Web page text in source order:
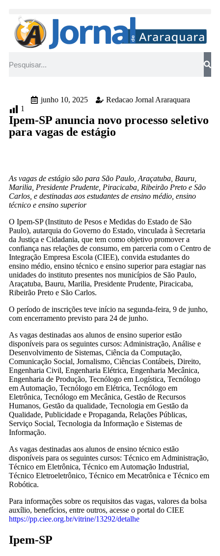
junho 10, 2025
Redacao Jornal Araraquara
1
Ipem-SP anuncia novo processo seletivo
para vagas de estágio
As vagas de estágio são para São Paulo, Araçatuba, Bauru,
Marilia, Presidente Prudente, Piracicaba, Ribeirão Preto e São
Carlos, e destinadas aos estudantes de ensino médio, ensino
técnico e ensino superior
O Ipem-SP (Instituto de Pesos e Medidas do Estado de São
Paulo), autarquia do Governo do Estado, vinculada à Secretaria
da Justiça e Cidadania, que tem como objetivo promover a
confiança nas relações de consumo, em parceria com o Centro de
Integração Empresa Escola (CIEE), convida estudantes do
ensino médio, ensino técnico e ensino superior para estagiar nas
unidades do instituto presentes nos municípios de São Paulo,
Araçatuba, Bauru, Marilia, Presidente Prudente, Piracicaba,
Ribeirão Preto e São Carlos.
O período de inscrições teve início na segunda-feira, 9 de junho,
com encerramento previsto para 24 de junho.
As vagas destinadas aos alunos de ensino superior estão
disponíveis para os seguintes cursos: Administração, Análise e
Desenvolvimento de Sistemas, Ciência da Computação,
Comunicação Social, Jornalismo, Ciências Contábeis, Direito,
Engenharia Civil, Engenharia Elétrica, Engenharia Mecânica,
Engenharia de Produção, Tecnólogo em Logística, Tecnólogo
em Automação, Tecnólogo em Elétrica, Tecnólogo em
Eletrônica, Tecnólogo em Mecânica, Gestão de Recursos
Humanos, Gestão da qualidade, Tecnologia em Gestão da
Qualidade, Publicidade e Propaganda, Relações Públicas,
Serviço Social, Tecnologia da Informação e Sistemas de
Informação.
As vagas destinadas aos alunos de ensino técnico estão
disponíveis para os seguintes cursos: Técnico em Administração,
Técnico em Eletrônica, Técnico em Automação Industrial,
Técnico Eletroeletrônico, Técnico em Mecatrônica e Técnico em
Robótica.
Para informações sobre os requisitos das vagas, valores da bolsa
auxílio, benefícios, entre outros, acesse o portal do CIEE
https://pp.ciee.org.br/vitrine/13292/detalhe
Ipem-SP